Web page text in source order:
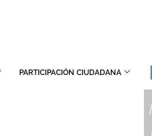
PARTICIPACIÓN CIUDADANA